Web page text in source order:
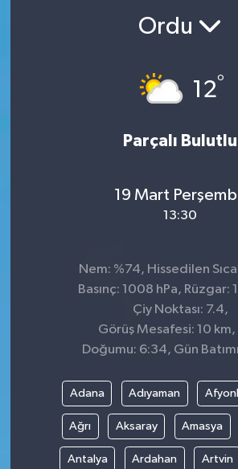
Ordu
12°
Parçalı Bulutlu
19 Mart
13:30
Nem: %74, Hissedilen
Basınç: 1008 hPa, Rüzgar:
Çiy Noktası: 7.4,
Görüş Mesafesi: 10 km,
Doğumu: 6:34, Gün
Adana Adıyaman
Ağrı Aksaray Amasya
Antalya Ardahan Artvin